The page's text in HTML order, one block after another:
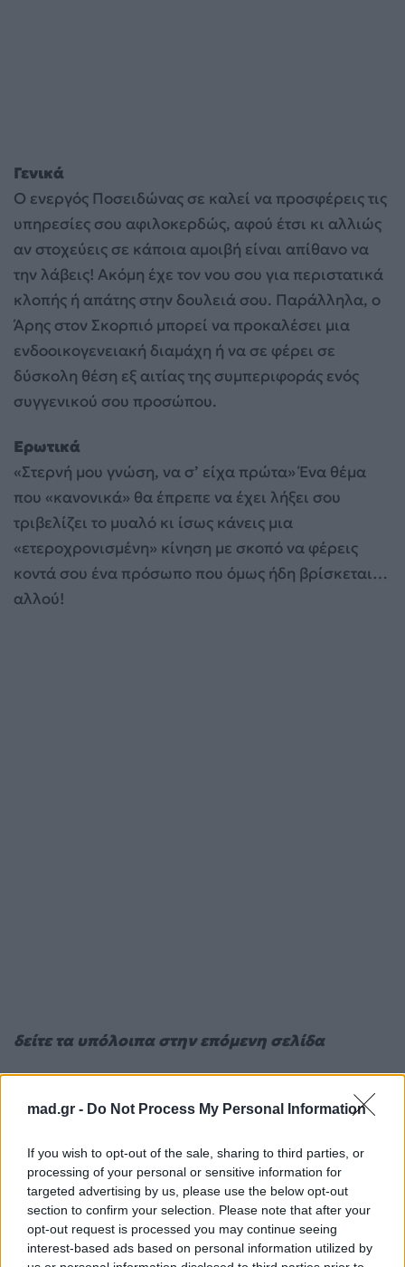
mad.gr - Do Not Process My Personal Information
If you wish to opt-out of the sale, sharing to third parties, or
processing of your personal or sensitive information for
targeted advertising by us, please use the below opt-out
section to confirm your selection. Please note that after your
opt-out request is processed you may continue seeing
interest-based ads based on personal information utilized by
Γενικά
Ο ενεργός Ποσειδώνας σε καλεί να προσφέρεις τις
υπηρεσίες σου αφιλοκερδώς, αφού έτσι κι αλλιώς
αν στοχεύεις σε κάποια αμοιβή είναι απίθανο να
την λάβεις! Ακόμη έχε τον νου σου για περιστατικά
κλοπής ή απάτης στην δουλειά σου. Παράλληλα, ο
Άρης στον Σκορπιό μπορεί να προκαλέσει μια
ενδοοικογενειακή διαμάχη ή να σε φέρει σε
δύσκολη θέση εξ αιτίας της συμπεριφοράς ενός
συγγενικού σου προσώπου.
Ερωτικά
«Στερνή μου γνώση, να σ’ είχα πρώτα» Ένα θέμα
που «κανονικά» θα έπρεπε να έχει λήξει σου
τριβελίζει το μυαλό κι ίσως κάνεις μια
«ετεροχρονισμένη» κίνηση με σκοπό να φέρεις
κοντά σου ένα πρόσωπο που όμως ήδη βρίσκεται…
αλλού!
δείτε τα υπόλοιπα στην επόμενη σελίδα
σχετικά με τοMad.gr, επισκεφτείτε μας στο
ακολουθήστε μας στοInstagram.
1 2 3 4